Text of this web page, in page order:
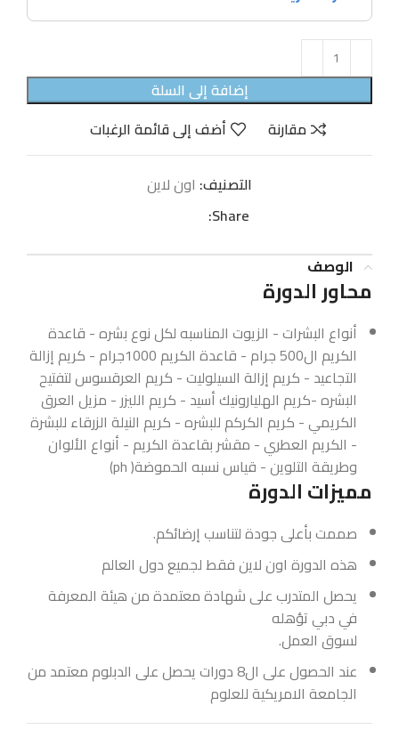
إضافة إلى السلة
مقارنة
أضف إلى قائمة الرغبات
التصنيف: اون لاين
Share:
الوصف
محاور الدورة
أنواع البشرات - الزيوت المناسبه لكل نوع بشره - قاعدة
الكريم ال500 جرام - قاعدة الكريم 1000جرام - كريم إزالة
التجاعيد - كريم إزالة السيلوليت - كريم العرقسوس لتفتيح
البشره -كريم الهليارونيك أسيد - كريم الليزر - مزيل العرق
الكريمي - كريم الكركم للبشره - كريم النيلة الزرقاء للبشرة
- الكريم العطري - مقشر بقاعدة الكريم - أنواع الألوان
وطريقة التلوين - قياس نسبه الحموضة( ph)
مميزات الدورة
صممت بأعلى جودة لتناسب إرضائكم.
هذه الدورة اون لاين فقط لجميع دول العالم
يحصل المتدرب على شهادة معتمدة من هيئة المعرفة
في دبي تؤهله
لسوق العمل.
عند الحصول على ال8 دورات يحصل على الدبلوم معتمد من
الجامعة الامريكية للعلوم